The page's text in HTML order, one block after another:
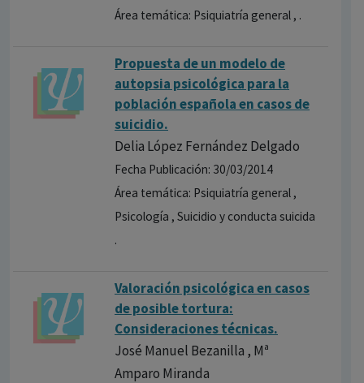
Área temática: Psiquiatría general , .
Propuesta de un modelo de
autopsia psicológic​a para la
población española en casos de
suicidio.
Delia López Fernández Delgado
Fecha Publicación: 30/03/2014
Área temática: Psiquiatría general ,
Psicología , Suicidio y conducta suicida
.
Valoración psicológica en casos
de posible tortura:
Consideraciones técnicas.
José Manuel Bezanilla , Mª
Amparo Miranda